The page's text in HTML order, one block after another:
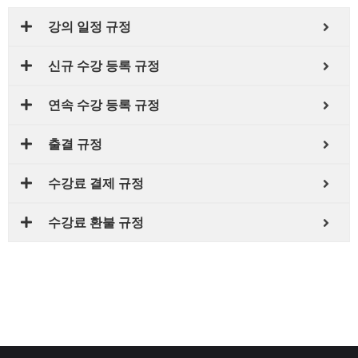
클립스튜디오 활용
자세히 보기
강의 일정 규정
신규 수강 등록 규정
연속 수강 등록 규정
출결 규정
수강료 결제 규정
수강료 환불 규정